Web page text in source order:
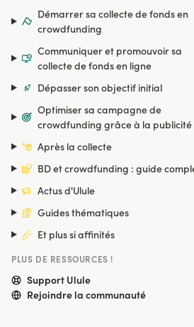
Démarrer sa collecte de fonds en
crowdfunding
Communiquer et promouvoir sa
collecte de fonds en ligne
Dépasser son objectif initial
Optimiser sa campagne de
crowdfunding grâce à la publicité
Après la collecte
BD et crowdfunding : guide
Actus d'Ulule
Guides thématiques
Et plus si affinités
PLUS DE RESSOURCES !
Support Ulule
Rejoindre la communauté